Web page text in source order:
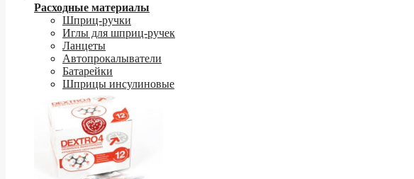
Расходные материалы
Шприц-ручки
Иглы для шприц-ручек
Ланцеты
Автопрокалыватели
Батарейки
Шприцы инсулиновые